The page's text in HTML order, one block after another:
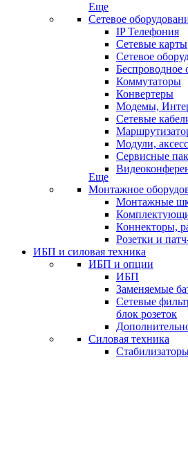
Еще
Сетевое
IP Телефония
Сетевые карты
Сетевое
Беспроводное
Коммутаторы
Конвертеры
Модемы,
Сетевые
Модули,
Сервисные
Еще
Монтажное
Монтажные
Коннекторы,
Розетки и
ИБП и силовая техника
ИБП и опции
ИБП
Заменяемые
Сетевые
блок розеток
Силовая техника